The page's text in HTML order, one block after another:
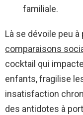
familiale.
Là se dévoile peu à
comparaisons
cocktail qui
enfants, fragilise
insatisfaction
des antidotes à